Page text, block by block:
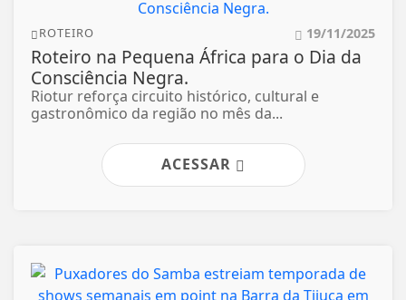
ROTEIRO 19/11/2025
Roteiro na Pequena África para o Dia da
Consciência Negra.
Riotur reforça circuito histórico, cultural e
gastronômico da região no mês da...
ACESSAR